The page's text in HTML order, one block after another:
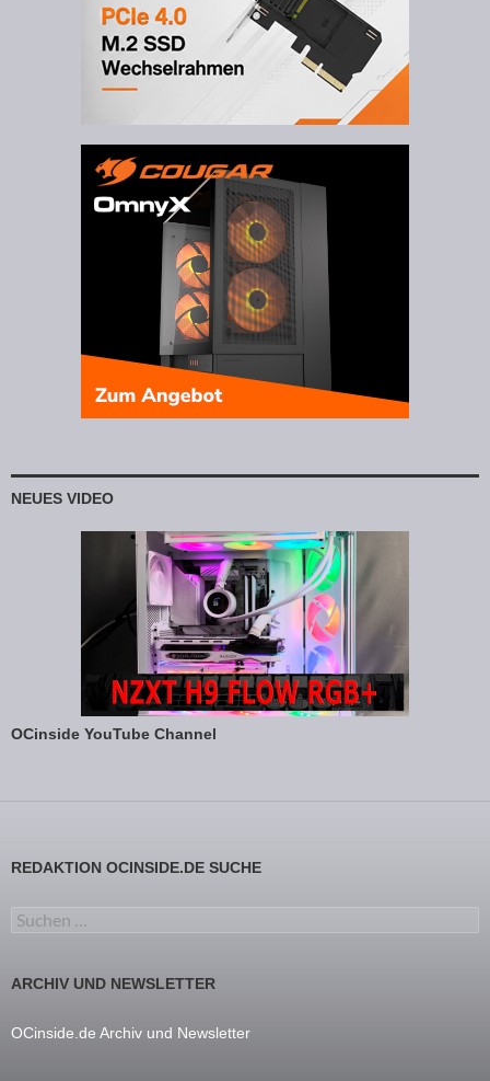
NEUES VIDEO
OCinside YouTube Channel
REDAKTION OCINSIDE.DE SUCHE
Suchen nach:
ARCHIV UND NEWSLETTER
OCinside.de Archiv und Newsletter